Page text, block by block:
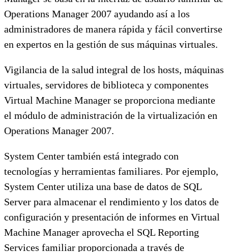
Operations Manager 2007 ayudando así a los
administradores de manera rápida y fácil convertirse
en expertos en la gestión de sus máquinas virtuales.
Vigilancia de la salud integral de los hosts, máquinas
virtuales, servidores de biblioteca y componentes
Virtual Machine Manager se proporciona mediante
el módulo de administración de la virtualización en
Operations Manager 2007.
System Center también está integrado con
tecnologías y herramientas familiares. Por ejemplo,
System Center utiliza una base de datos de SQL
Server para almacenar el rendimiento y los datos de
configuración y presentación de informes en Virtual
Machine Manager aprovecha el SQL Reporting
Services familiar proporcionada a través de